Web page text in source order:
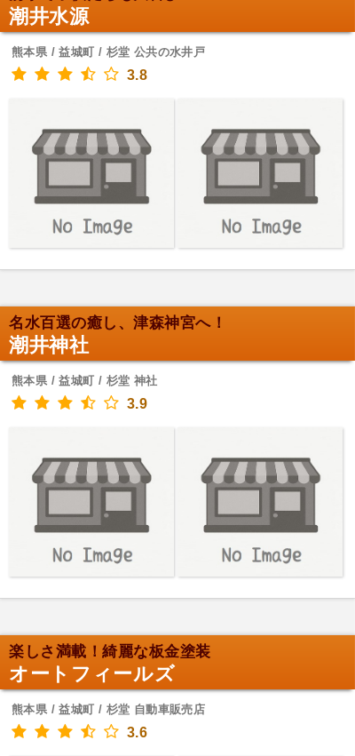
潮井水源
熊本県 / 益城町 / 杉堂 公共の水井戸
3.8
名水百選の癒し、津森神宮へ！
潮井神社
熊本県 / 益城町 / 杉堂 神社
3.9
楽しさ満載！綺麗な板金塗装
オートフィールズ
熊本県 / 益城町 / 杉堂 自動車販売店
3.6